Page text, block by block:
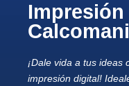
¡Dale vida a tus ideas
impresión digital!